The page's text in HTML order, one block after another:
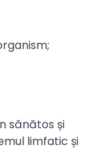
sănătos și
limfatic și